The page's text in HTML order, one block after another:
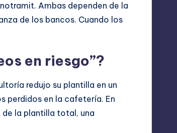
Ambas dependen de la
de los bancos. Cuando los
en riesgo”?
redujo su plantilla en un
perdidos en la cafetería. En
la plantilla total, una